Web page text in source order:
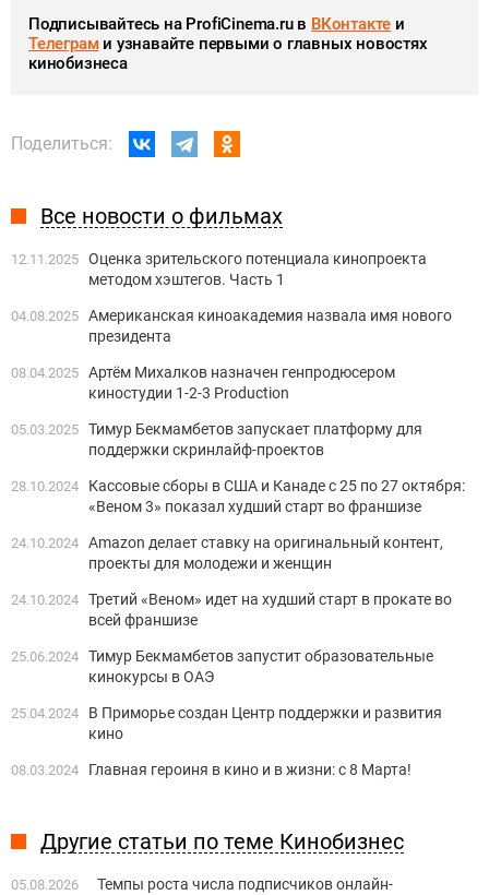
Подписывайтесь на ProfiCinema.ru в ВКонтакте и
Телеграми узнавайте первыми о главных новостях
кинобизнеса
Поделиться:
Все новости о фильмах
12.11.2025 Оценка зрительского потенциала кинопроекта
методом хэштегов. Часть 1
04.08.2025 Американская киноакадемия назвала имя нового
президента
08.04.2025 Артём Михалков назначен генпродюсером
киностудии 1-2-3 Production
05.03.2025 Тимур Бекмамбетов запускает платформу для
поддержки скринлайф-проектов
28.10.2024
Кассовые сборы в США и Канаде с 25 по 27 октября:
«Веном 3» показал худший старт во франшизе
24.10.2024 Amazon делает ставку на оригинальный контент,
проекты для молодежи и женщин
24.10.2024 Третий «Веном» идет на худший старт в прокате во
всей франшизе
25.06.2024 Тимур Бекмамбетов запустит образовательные
кинокурсы в ОАЭ
25.04.2024
В Приморье создан Центр поддержки и развития
кино
08.03.2024 Главная героиня в кино и в жизни: с 8 Марта!
Другие статьи по теме Кинобизнес
05.08.2026
Темпы роста числа подписчиков онлайн-